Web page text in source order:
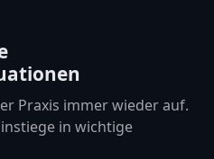
Praxis immer wieder auf.
in wichtige